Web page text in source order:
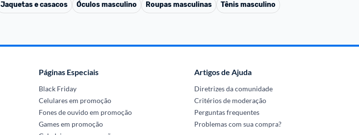
Jaquetas e casacos Óculos masculino Roupas masculinas Tênis masculino
Páginas Especiais
Black Friday
Celulares em promoção
Fones de ouvido em promoção
Games em promoção
Artigos de Ajuda
Diretrizes da comunidade
Critérios de moderação
Perguntas frequentes
Problemas com sua compra?